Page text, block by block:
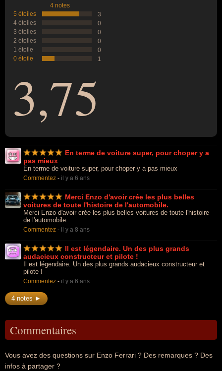
4 notes
5 étoiles
3
4 étoiles
0
3 étoiles
0
2 étoiles
0
1 étoile
0
0 étoile
1
3,75
En terme de voiture super, pour choper y a
pas mieux
En terme de voiture super, pour choper y a pas mieux
Commentez - il y a 6 ans
Merci Enzo d'avoir crée les plus belles
voitures de toute l'histoire de l'automobile.
Merci Enzo d'avoir crée les plus belles voitures de toute l'histoire
de l'automobile.
Commentez - il y a 8 ans
Il est légendaire. Un des plus grands
audacieux constructeur et pilote !
Il est légendaire. Un des plus grands audacieux constructeur et
pilote !
Commentez - il y a 6 ans
4 notes ►
Commentaires
Vous avez des questions sur Enzo Ferrari ? Des remarques ? Des
infos à partager ?